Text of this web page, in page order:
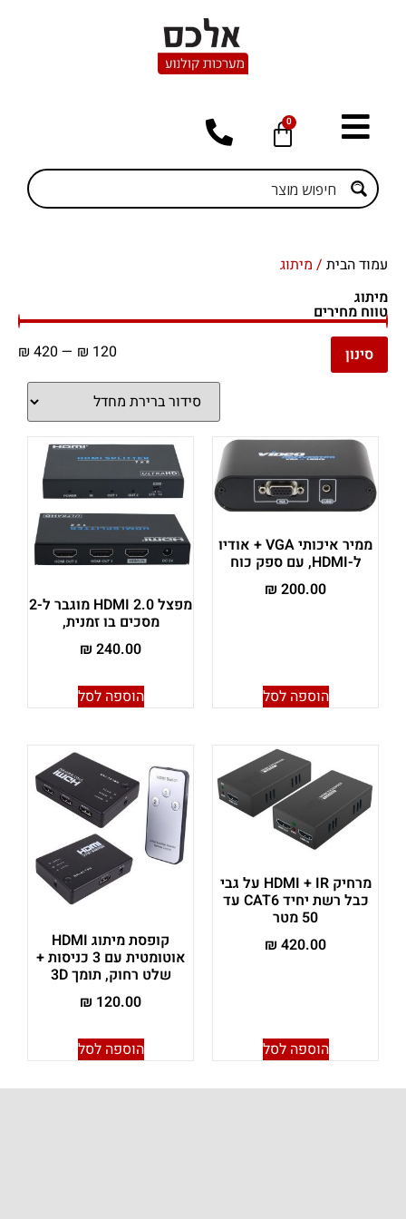
0
עמוד הבית / מיתוג
מיתוג
טווח מחירים
120
₪
—
420
₪ סינון
ממיר איכותי VGA + אודיו
ל-HDMI, עם ספק כוח
₪ 200.00
הוספה לסל
מפצל HDMI 2.0 מוגבר ל-2
מסכים בו זמנית,
₪ 240.00
הוספה לסל
מרחיק HDMI + IR על גבי
כבל רשת יחיד CAT6 עד
50 מטר
₪ 420.00
הוספה לסל
קופסת מיתוג HDMI
אוטומטית עם 3 כניסות +
שלט רחוק, תומך 3D
₪ 120.00
הוספה לסל